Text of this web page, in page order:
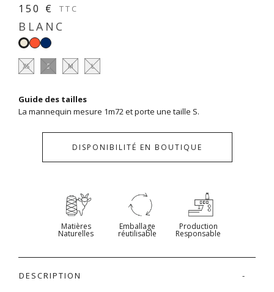
150 € TTC
BLANC
BlancGrenadine
XS S M L
Guide des tailles
La mannequin mesure 1m72 et porte une taille S.
DISPONIBILITÉ EN BOUTIQUE
Matières
Naturelles
Emballage
réutilisable
Production
Responsable
DESCRIPTION